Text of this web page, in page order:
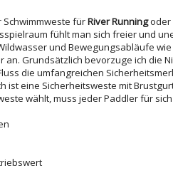
fürRiver Runningoder
fühlt man sich freier und
und Bewegungsabläufe
Grundsätzlich bevorzuge ich die
die umfangreichen
ist eine Sicherheitsweste mit
wählt, muss jeder Paddler für